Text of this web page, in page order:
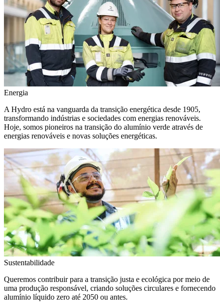
Energia
A Hydro está na vanguarda da transição energética desde 1905,
transformando indústrias e sociedades com energias renováveis.
Hoje, somos pioneiros na transição do alumínio verde através de
energias renováveis e novas soluções energéticas.
Sustentabilidade
Queremos contribuir para a transição justa e ecológica por meio de
uma produção responsável, criando soluções circulares e fornecendo
alumínio líquido zero até 2050 ou antes.